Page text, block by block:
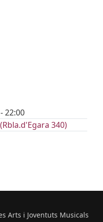
22:00
340)
Arts i Joventuts Musicals